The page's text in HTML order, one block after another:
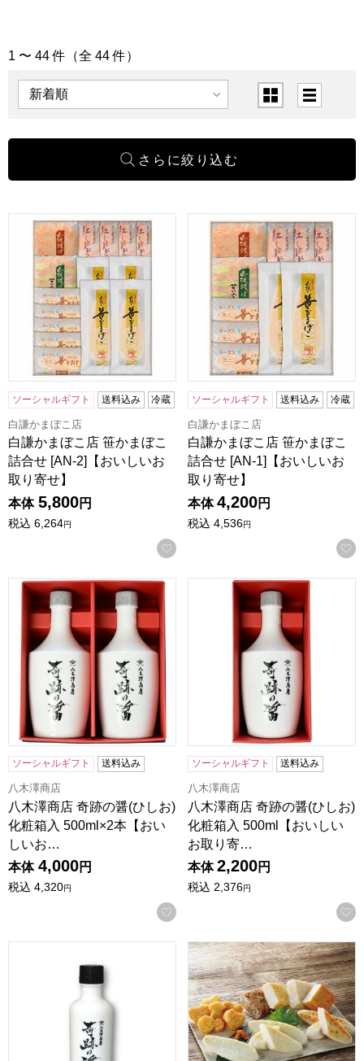
「調味料・佃煮・練り物」の商品一覧
1 〜 44 件（全 44 件）
表示順 表示切替
白謙かまぼこ店 笹かまぼこ詰合せ [AN-2]【おいしいお取り
ソーシャルギフト 送料込み 冷蔵
白謙かまぼこ店
白謙かまぼこ店 笹かまぼこ
詰合せ [AN-2]【おいしいお
取り寄せ】
本体 5,800円
税込 6,264円
お気に入りに登録する
白謙かまぼこ店 笹かまぼこ
ソーシャルギフト 送料込み 冷蔵
白謙かまぼこ店
白謙かまぼこ店 笹かまぼこ
詰合せ [AN-1]【おいしいお
取り寄せ】
本体 4,200円
税込 4,536円
八木澤商店 奇跡の醤(ひしお) 化粧箱入 500ml×2本【おいし
ソーシャルギフト 送料込み
八木澤商店
八木澤商店 奇跡の醤(ひしお)
化粧箱入 500ml×2本【おい
しいお…
本体 4,000円
税込 4,320円
お気に入りに登録する
八木澤商店 奇跡の醤(ひしお
ソーシャルギフト 送料込み
八木澤商店
八木澤商店 奇跡の醤(ひしお)
化粧箱入 500ml【おいしい
お取り寄…
本体 2,200円
税込 2,376円
八木澤商店 奇跡の醤(ひしお) 150ml【おいしいお取り寄せ】
蒲鉾本舗 高政 笹かまぼこ詰